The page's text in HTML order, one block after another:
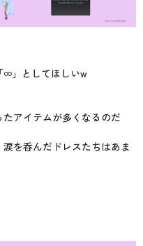
∞」としてほしいw
アイテムが多くなるのだ
涙を呑んだドレスたちはあま